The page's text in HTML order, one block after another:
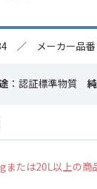
／ メーカー品番
：認証標準物質
たは20L以上の商